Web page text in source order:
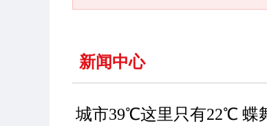
新闻中心
城市39℃这里只有22℃ 蝶